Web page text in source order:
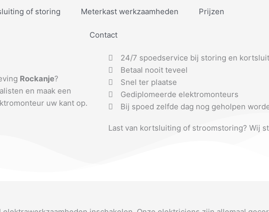
of storing Meterkast werkzaamheden Prijzen
Contact
Rockanje?
en maak een
uw kant op.
24/7 spoedservice bij storing en
Betaal nooit teveel
Snel ter plaatse
Gediplomeerde elektromonteurs
Bij spoed zelfde dag nog geholpen
Last van kortsluiting of stroomstoring? Wij